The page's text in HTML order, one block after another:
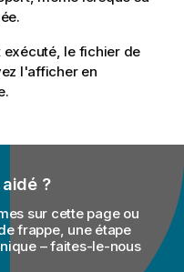
exécuté, le fichier de
l'afficher en
?
sur cette page ou
frappe, une étape
– faites-le-nous